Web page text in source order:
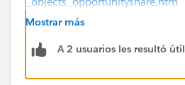
Mostrar más
A 2 usuarios les resultó útil